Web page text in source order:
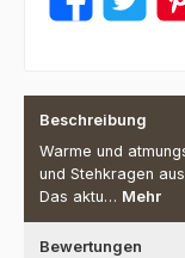
Beschreibung
Warme und
und Stehkragen
Das aktu… Mehr
Bewertungen